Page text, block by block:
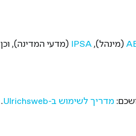
(מינהל),IPSA (מדעי המדינה), וכן
מדריך לשימוש ב-Ulrichsweb .